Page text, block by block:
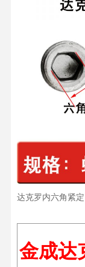
达克罗内六角紧定
金成达